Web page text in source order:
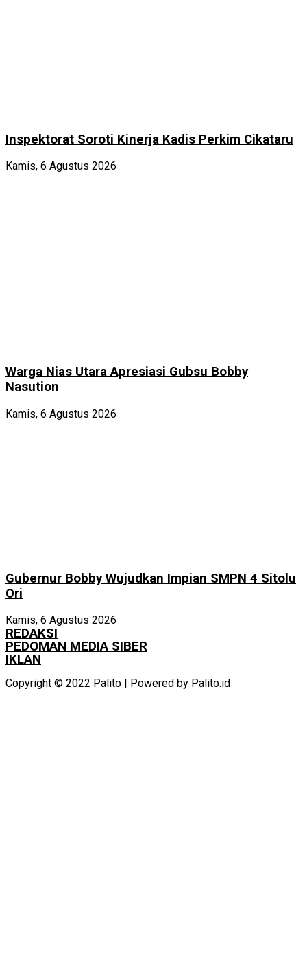
Inspektorat Soroti Kinerja Kadis Perkim Cikataru
Kamis, 6 Agustus 2026
Warga Nias Utara Apresiasi Gubsu Bobby
Nasution
Kamis, 6 Agustus 2026
Gubernur Bobby Wujudkan Impian SMPN 4 Sitolu
Ori
Kamis, 6 Agustus 2026
REDAKSI
PEDOMAN MEDIA SIBER
IKLAN
Copyright © 2022 Palito | Powered by Palito.id